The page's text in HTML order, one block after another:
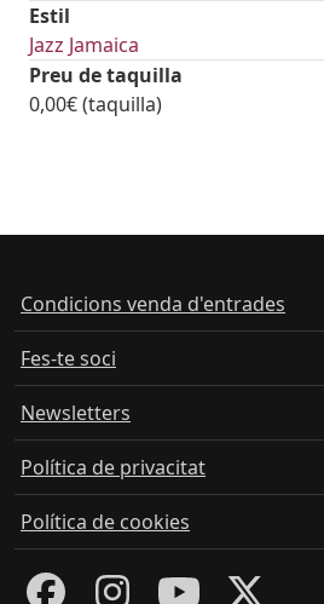
Estil
Jazz Jamaica
Preu de taquilla
0,00€ (taquilla)
Condicions venda d'entrades
Fes-te soci
Newsletters
Política de privacitat
Política de cookies